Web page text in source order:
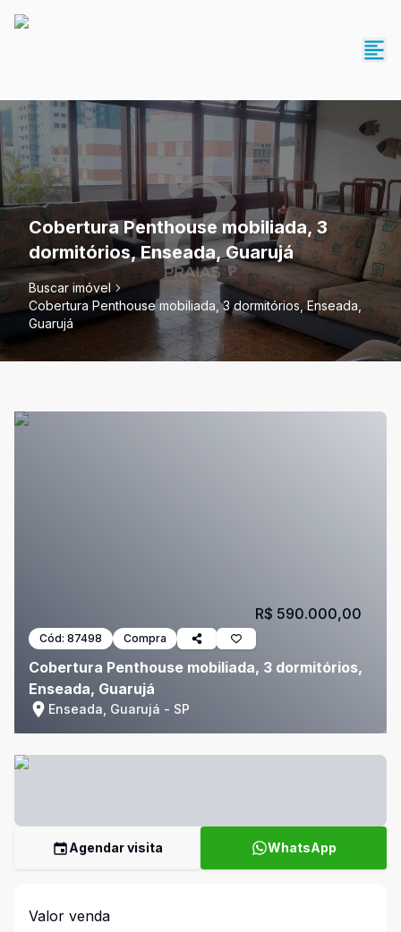
Cobertura Penthouse mobiliada, 3
dormitórios, Enseada, Guarujá
Buscar imóvel
Cobertura Penthouse mobiliada, 3 dormitórios, Enseada,
Guarujá
Cód: 87498 Compra
Cobertura Penthouse mobiliada, 3 dormitórios,
Enseada, Guarujá
Enseada, Guarujá - SP
R$ 590.000,00
Agendar visita WhatsApp
Valor venda